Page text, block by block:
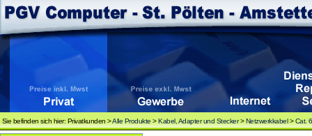
Sie befinden sich hier: Privatkunden >Alle Produkte >Kabel, Adapter und Stecker>Netzwerkkabel>Cat.